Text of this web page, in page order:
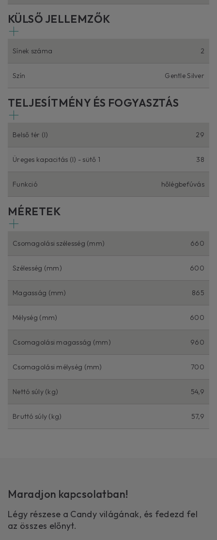
KÜLSŐ JELLEMZŐK
Sínek száma 2
Szín Gentle Silver
TELJESÍTMÉNY ÉS FOGYASZTÁS
Belső tér (l) 29
Üreges kapacitás (l) - sütő 1 38
Funkció hőlégbefúvás
MÉRETEK
Csomagolási szélesség (mm) 660
Szélesség (mm) 600
Magasság (mm) 865
Mélység (mm) 600
Csomagolási magasság (mm) 960
Csomagolási mélység (mm) 700
Nettó súly (kg) 54,9
Bruttó súly (kg) 57,9
Maradjon kapcsolatban!
Légy részese a Candy világának, és fedezd fel
az összes előnyt.